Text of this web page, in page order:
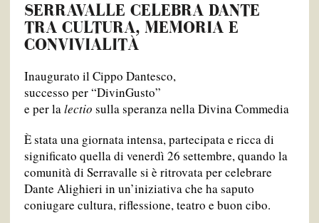
SERRAVALLE CELEBRA DANTE
TRA CULTURA, MEMORIA E
CONVIVIALITÀ
Inaugurato il Cippo Dantesco,
successo per “DivinGusto”
e per lalectio sulla speranza nella Divina Commedia
È stata una giornata intensa, partecipata e ricca di
significato quella di venerdì 26 settembre, quando la
comunità di Serravalle si è ritrovata per celebrare
Dante Alighieri in un’iniziativa che ha saputo
coniugare cultura, riflessione, teatro e buon cibo.